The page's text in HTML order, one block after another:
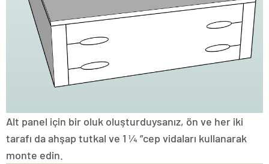
Alt panel için bir oluk oluşturduysanız, ön ve her iki
tarafı da ahşap tutkal ve 1 ¼ ”cep vidaları kullanarak
monte edin.